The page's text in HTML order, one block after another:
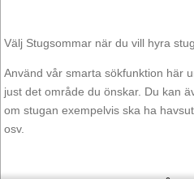
Välj Stugsommar när du vill hyra
Använd vår smarta sökfunktion här
just det område du önskar. Du kan
om stugan exempelvis ska ha
osv.